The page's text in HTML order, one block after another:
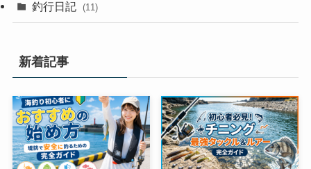
釣行日記 (11)
新着記事